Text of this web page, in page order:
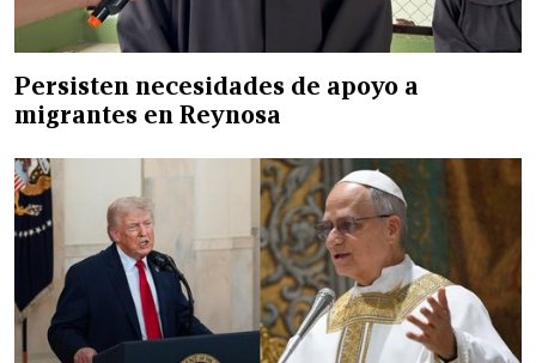
Persisten necesidades de apoyo a
migrantes en Reynosa